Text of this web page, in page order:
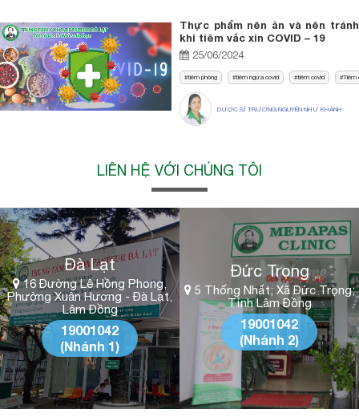
Thực phẩm nên ăn và nên tránh
khi tiêm vắc xin COVID – 19
25/06/2024
tiêm phòng tiêm ngừa covid tiêm covid Tiêm
DƯỢC SĨ TRƯƠNG NGUYÊN NHƯ KHÁNH
LIÊN HỆ VỚI CHÚNG TÔI
Đà Lạt
16 Đường Lê Hồng Phong,
Phường Xuân Hương - Đà Lạt,
Lâm Đồng
19001042
(Nhánh 1)
Đức Trọng
5 Thống Nhất; Xã Đức Trọng;
Tỉnh Lâm Đồng
19001042
(Nhánh 2)